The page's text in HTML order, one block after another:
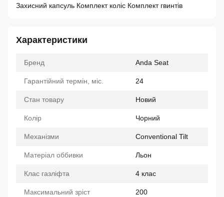
Захисний капсуль Комплект коліс Комплект гвинтів
Характеристики
Бренд Anda Seat
Гарантійний термін, міс. 24
Стан товару Новий
Колір Чорний
Механізми Conventional Tilt
Матеріал оббивки Льон
Клас газліфта 4 клас
Максимальний зріст 200